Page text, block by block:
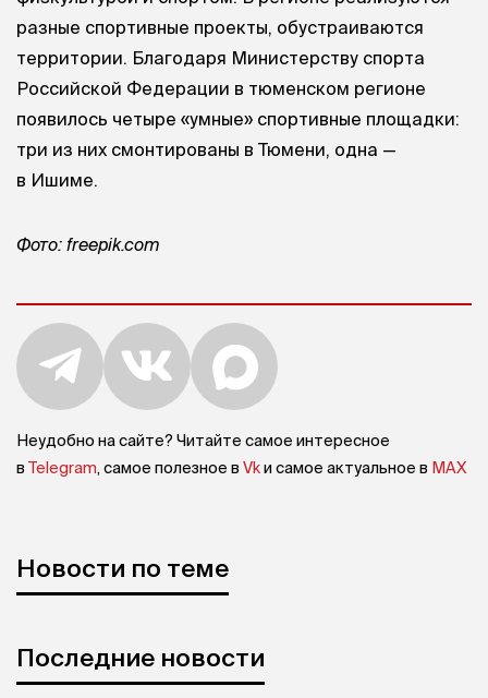
разные спортивные проекты, обустраиваются
территории. Благодаря Министерству спорта
Российской Федерации в тюменском регионе
появилось четыре «умные» спортивные площадки:
три из них смонтированы в Тюмени, одна —
в Ишиме.
Фото: freepik.com
Неудобно на сайте? Читайте самое интересное
в Telegram, самое полезное в Vkи самое актуальное в MAX
Новости по теме
Последние новости